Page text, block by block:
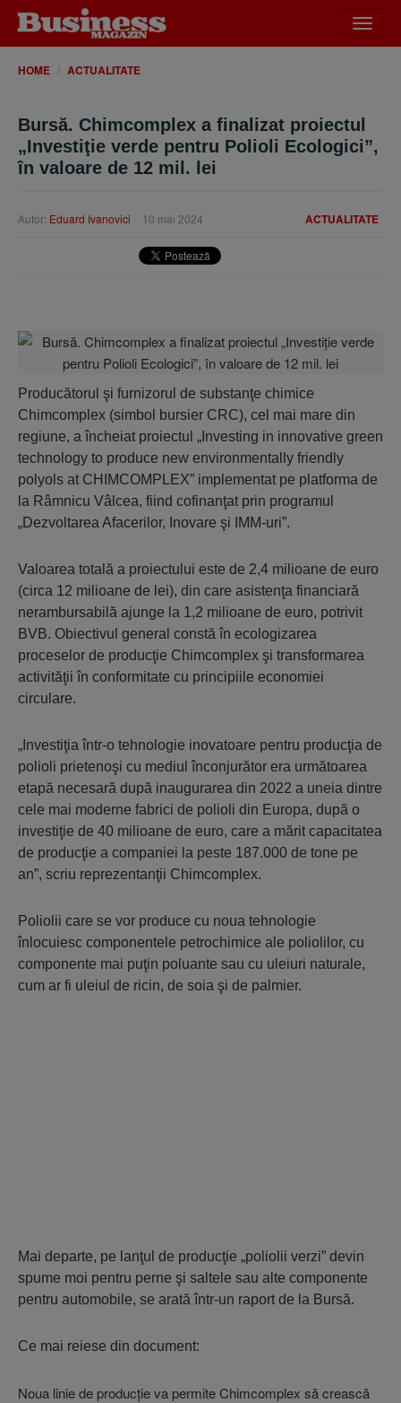
meniu
HOME ACTUALITATE
Bursă. Chimcomplex a finalizat proiectul
„Investiţie verde pentru Polioli Ecologici”,
în valoare de 12 mil. lei
ACTUALITATE
Autor: Eduard Ivanovici 10 mai 2024
Producătorul şi furnizorul de substanţe chimice
Chimcomplex (simbol bursier CRC), cel mai mare din
regiune, a încheiat proiectul „Investing in innovative green
technology to produce new environmentally friendly
polyols at CHIMCOMPLEX” implementat pe platforma de
la Râmnicu Vâlcea, fiind cofinanţat prin programul
„Dezvoltarea Afacerilor, Inovare şi IMM-uri”.
Valoarea totală a proiectului este de 2,4 milioane de euro
(circa 12 milioane de lei), din care asistenţa financiară
nerambursabilă ajunge la 1,2 milioane de euro, potrivit
BVB. Obiectivul general constă în ecologizarea
proceselor de producţie Chimcomplex şi transformarea
activităţii în conformitate cu principiile economiei
circulare.
„Investiţia într-o tehnologie inovatoare pentru producţia de
polioli prietenoşi cu mediul înconjurător era următoarea
etapă necesară după inaugurarea din 2022 a uneia dintre
cele mai moderne fabrici de polioli din Europa, după o
investiţie de 40 milioane de euro, care a mărit capacitatea
de producţie a companiei la peste 187.000 de tone pe
an”, scriu reprezentanţii Chimcomplex.
Poliolii care se vor produce cu noua tehnologie
înlocuiesc componentele petrochimice ale poliolilor, cu
componente mai puţin poluante sau cu uleiuri naturale,
cum ar fi uleiul de ricin, de soia şi de palmier.
Mai departe, pe lanţul de producţie „poliolii verzi” devin
spume moi pentru perne şi saltele sau alte componente
pentru automobile, se arată într-un raport de la Bursă.
Ce mai reiese din document:
Noua linie de producţie va permite Chimcomplex să crească